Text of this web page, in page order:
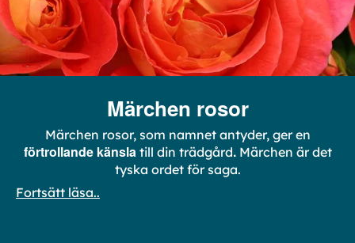
Märchen rosor
Märchen rosor, som namnet antyder, ger en
förtrollande känslatill din trädgård.Märchen är det
tyska ordet för saga.
Fortsätt läsa..